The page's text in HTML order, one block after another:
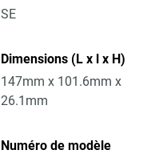
SE
Dimensions (L x l x H)
147mm x 101.6mm x
26.1mm
Numéro de modèle